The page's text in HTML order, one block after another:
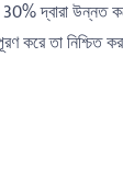
দ্বারা উন্নত
করে তা নিশ্চিত